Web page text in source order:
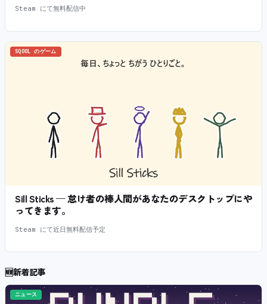
Steam にて無料配信中
SQOOL のゲーム
Sill Sticks — 怠け者の棒人間があなたのデスクトップにや
ってきます。
Steam にて近日無料配信予定
🆕新着記事
ニュース